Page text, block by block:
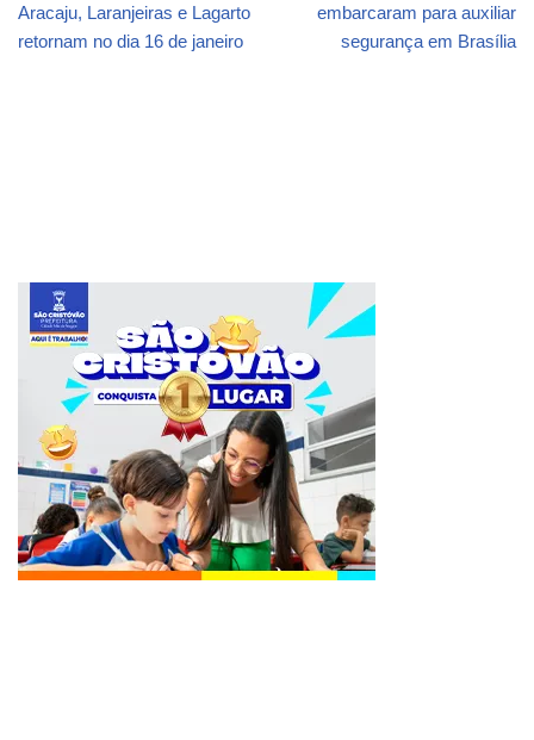
Aracaju, Laranjeiras e Lagarto
retornam no dia 16 de janeiro
embarcaram para auxiliar
segurança em Brasília